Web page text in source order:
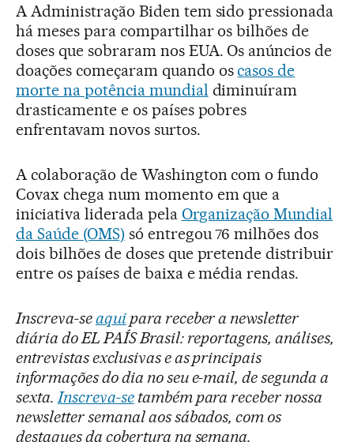
A Administração Biden tem sido pressionada
há meses para compartilhar os bilhões de
doses que sobraram nos EUA. Os anúncios de
doações começaram quando oscasos de
morte na potência mundial diminuíram
drasticamente e os países pobres
enfrentavam novos surtos.
A colaboração de Washington com o fundo
Covax chega num momento em que a
iniciativa liderada pela Organização Mundial
da Saúde (OMS) só entregou 76 milhões dos
dois bilhões de doses que pretende distribuir
entre os países de baixa e média rendas.
Inscreva-seaquipara receber a newsletter
diária do EL PAÍS Brasil: reportagens, análises,
entrevistas exclusivas e as principais
informações do dia no seu e-mail, de segunda a
sexta. Inscreva-setambém para receber nossa
newsletter semanal aos sábados, com os
destaques da cobertura na semana.